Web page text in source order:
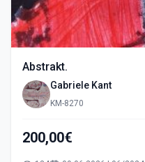
Abstrakt.
Gabriele Kant
KM-8270
200,00€